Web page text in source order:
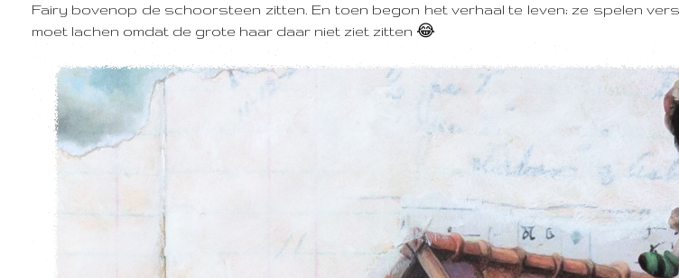
Fairy bovenop de schoorsteen zitten. En toen begon het verhaal te leven; ze spelen
moet lachen omdat de grote haar daar niet ziet zitten 😂